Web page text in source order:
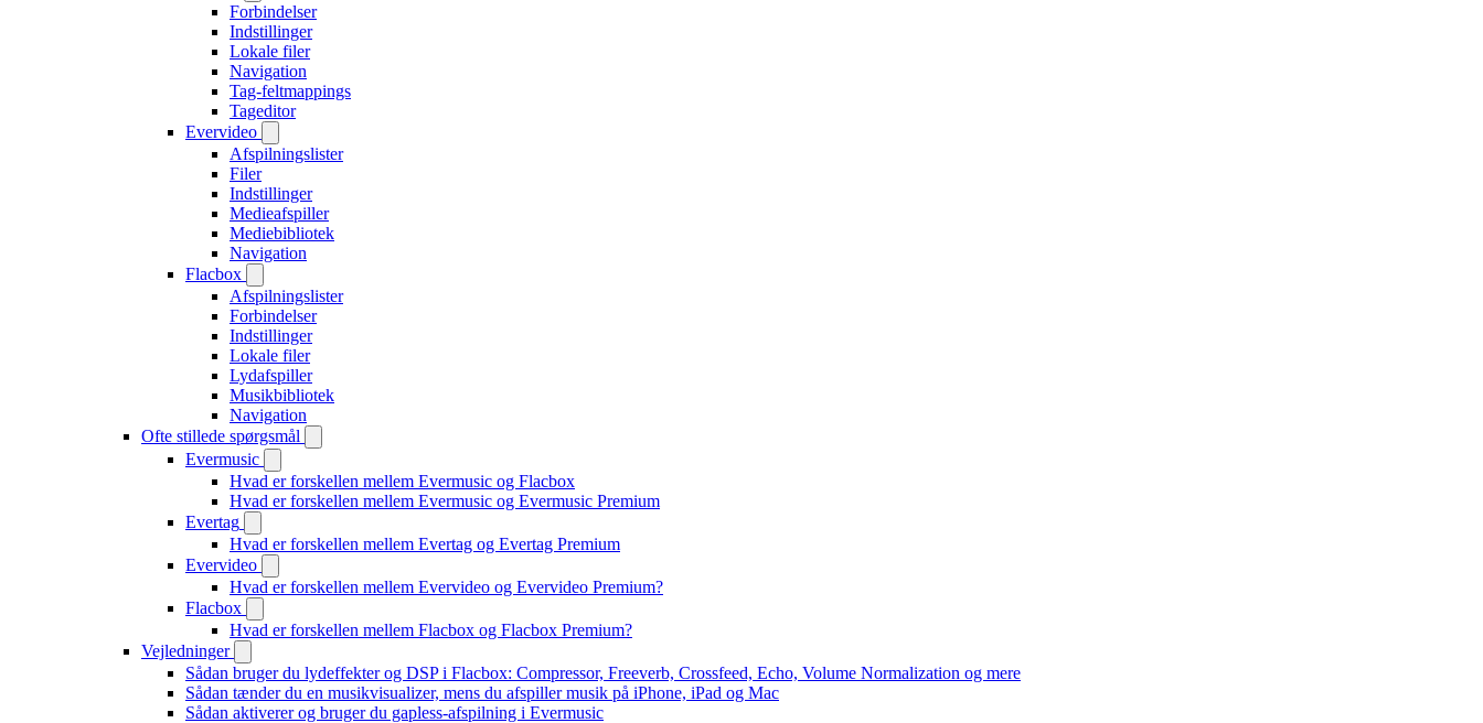
Forbindelser
Indstillinger
Lokale filer
Navigation
Tag-feltmappings
Tageditor
Evervideo
Afspilningslister
Filer
Indstillinger
Medieafspiller
Mediebibliotek
Navigation
Flacbox
Afspilningslister
Forbindelser
Indstillinger
Lokale filer
Lydafspiller
Musikbibliotek
Navigation
Ofte stillede spørgsmål
Evermusic
Hvad er forskellen mellem Evermusic og Flacbox
Hvad er forskellen mellem Evermusic og Evermusic Premium
Evertag
Hvad er forskellen mellem Evertag og Evertag Premium
Evervideo
Hvad er forskellen mellem Evervideo og Evervideo Premium?
Flacbox
Hvad er forskellen mellem Flacbox og Flacbox Premium?
Vejledninger
Sådan bruger du lydeffekter og DSP i Flacbox: Compressor, Freeverb, Crossfeed, Echo, Volume Normalization og mere
Sådan tænder du en musikvisualizer, mens du afspiller musik på iPhone, iPad og Mac
Sådan aktiverer og bruger du gapless-afspilning i Evermusic